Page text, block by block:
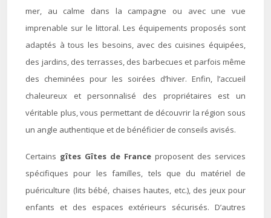
mer, au calme dans la campagne ou avec une vue
imprenable sur le littoral. Les équipements proposés sont
adaptés à tous les besoins, avec des cuisines équipées,
des jardins, des terrasses, des barbecues et parfois même
des cheminées pour les soirées d’hiver. Enfin, l’accueil
chaleureux et personnalisé des propriétaires est un
véritable plus, vous permettant de découvrir la région sous
un angle authentique et de bénéficier de conseils avisés.
Certains gîtes Gîtes de France proposent des services
spécifiques pour les familles, tels que du matériel de
puériculture (lits bébé, chaises hautes, etc.), des jeux pour
enfants et des espaces extérieurs sécurisés. D’autres